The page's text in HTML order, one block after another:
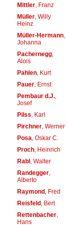
Mittler, Franz
Müller, Willy
Heinz
Müller-Hermann,
Johanna
Pachernegg,
Alois
Pahlen, Kurt
Pauer, Ernst
Pembaur d.J.,
Josef
Pilss , Karl
Pirchner, Werner
Posa , Oskar C.
Proch, Heinrich
Rabl, Walter
Randegger,
Alberto
Raymond, Fred
Reisfeld, Bert
Rettenbacher,
Hans